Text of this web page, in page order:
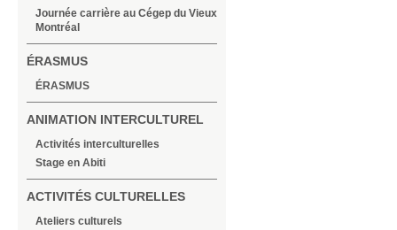
Journée carrière au Cégep du Vieux
Montréal
ÉRASMUS
ÉRASMUS
ANIMATION INTERCULTUREL
Activités interculturelles
Stage en Abiti
ACTIVITÉS CULTURELLES
Ateliers culturels